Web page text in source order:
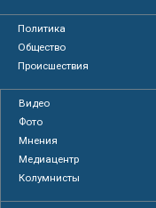
Политика
Общество
Происшествия
Видео
Фото
Мнения
Медиацентр
Колумнисты